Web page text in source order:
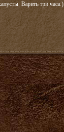
Варить три часа.)